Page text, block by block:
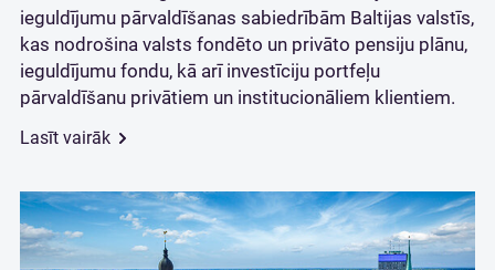
ieguldījumu pārvaldīšanas sabiedrībām Baltijas valstīs,
kas nodrošina valsts fondēto un privāto pensiju plānu,
ieguldījumu fondu, kā arī investīciju portfeļu
pārvaldīšanu privātiem un institucionāliem klientiem.
Lasīt vairāk